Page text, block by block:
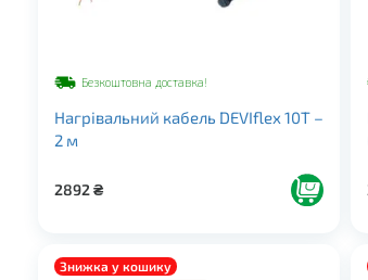
Безкоштовна доставка!
Нагрівальний кабель DEVIflex 10Т –
2 м
2892₴
Знижка у кошику